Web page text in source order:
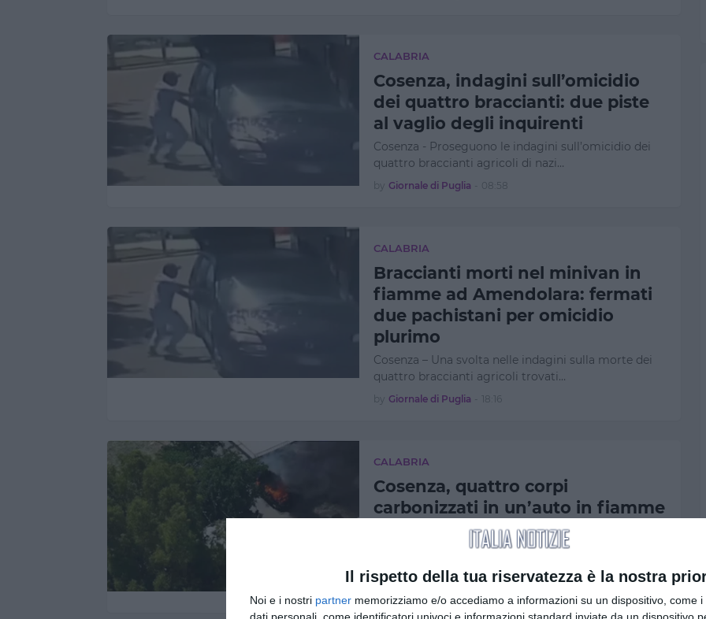
Il rispetto della tua riservatezza è la nostra
Noi e i nostri partner memorizziamo e/o accediamo a informazioni su un dispositivo, come
CALABRIA
Cosenza, indagini sull’omicidio
dei quattro braccianti: due piste
al vaglio degli inquirenti
Cosenza - Proseguono le indagini sull’omicidio dei
quattro braccianti agricoli di nazi…
by Giornale di Puglia 08:58
CALABRIA
Braccianti morti nel minivan in
fiamme ad Amendolara: fermati
due pachistani per omicidio
plurimo
Cosenza – Una svolta nelle indagini sulla morte dei
quattro braccianti agricoli trovati…
by Giornale di Puglia 18:16
CALABRIA
Cosenza, quattro corpi
carbonizzati in un’auto in fiamme
ad Amendolara: ipotesi omicidio
Cosenza - Quattro corpi carbonizzati sono stati
rinvenuti all’interno di un’automobile …